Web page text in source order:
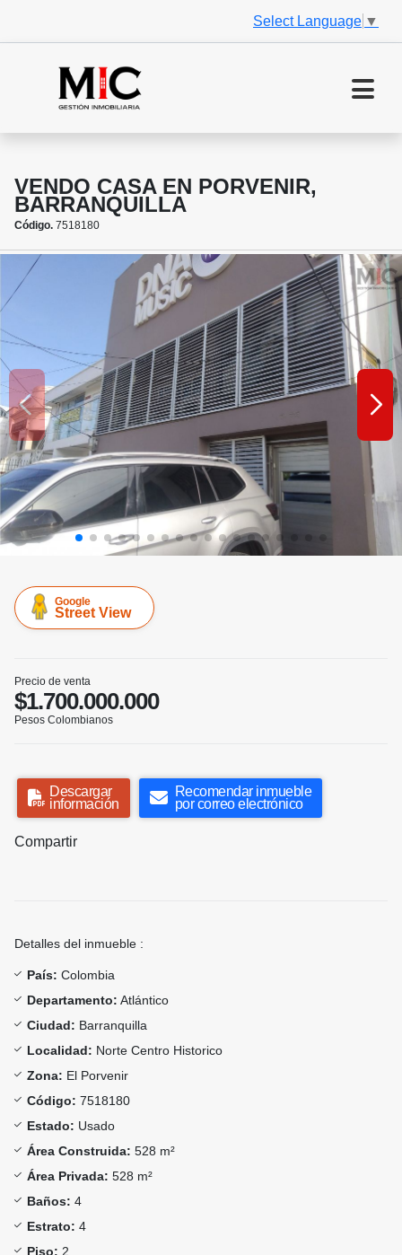
Select Language ▼
VENDO CASA EN PORVENIR,
BARRANQUILLA
Código. 7518180
Google
Street View
Precio de venta
$1.700.000.000
Pesos Colombianos
Descargar
información
Recomendar inmueble
por correo electrónico
Compartir
Detalles del inmueble :
País: Colombia
Departamento: Atlántico
Ciudad: Barranquilla
Localidad: Norte Centro Historico
Zona: El Porvenir
Código: 7518180
Estado: Usado
Área Construida: 528 m²
Área Privada: 528 m²
Baños: 4
Estrato: 4
Piso: 2